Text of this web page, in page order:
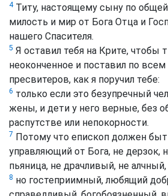
4Титу, настоящему сыну по общей
милость и мир от Бога Отца и
нашего Спасителя.
5 Я оставил тебя на Крите, чтобы
неоконченное и поставил по
пресвитеров, как я поручил тебе:
6 только если это безупречный
жены, и дети у него верные, без
распутстве или непокорности.
7 Потому что епископ должен
управляющий от Бога, не дерзок,
пьяница, не драчливый, не алчный,
8 но гостеприимный, любящий